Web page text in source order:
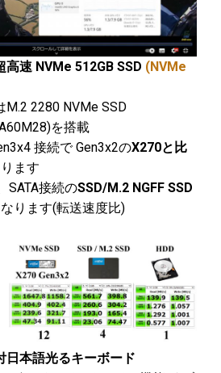
高速 NVMe 512GB SSD (NVMe
2280 NVMe SSD
を搭載
接続で Gen3x2のX270と比
ます
SATA接続のSSD/M.2 NGFF SSD
ります(転送速度比)
日本語光るキーボード